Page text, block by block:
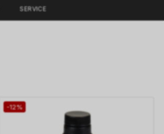
SERVICE
-12%